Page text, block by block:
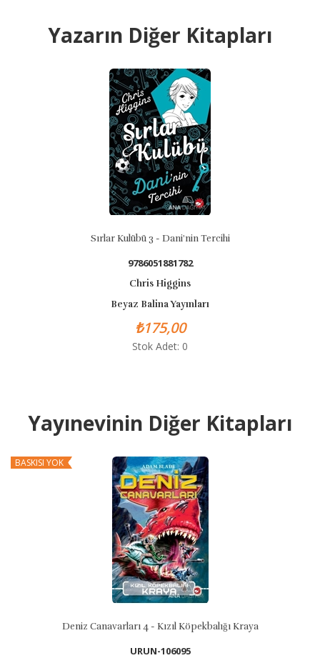
Yazarın Diğer Kitapları
Sırlar Kulübü 3 - Dani'nin Tercihi
9786051881782
Chris Higgins
Beyaz Balina Yayınları
₺175,00
Stok Adet: 0
Yayınevinin Diğer Kitapları
BASKISI YOK
Deniz Canavarları 4 - Kızıl Köpekbalığı Kraya
URUN-106095